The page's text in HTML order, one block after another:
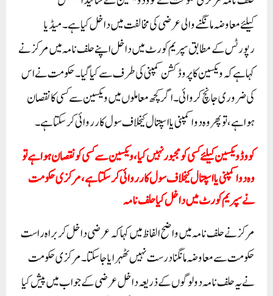
کیلئےمعاوضہ مانگنے والی عرضی کی مخالفت میں داخل کیا ہے۔میڈیا
رپورٹس کے مطابق سپریم کورٹ میں داخل اپنے حلف نامہ میں مرکز نے
کہا ہے کہ ویکسین کا پروڈکشن کمپنی کی طرف سے کیا گیا۔ حکومت نے اس
کی ضروری جانچ کروائی۔ اگر کچھ معاملوں میں ویکسین سے کسی کا نقصان
ہوا ہے، تو پھر وہ دوا کمپنی یا اسپتال کیخلاف سول کارروائی کر سکتا ہے۔
کووڈ ویکسین کیلئےکسی کو مجبور نہیں کیا، ویکسین سے کسی کو نقصان ہوا ہے تو
وہ دوا کمپنی یا اسپتال کیخلاف سول کارروائی کرسکتا ہے، مرکزی حکومت
نے سپریم کورٹ میں داخل کیا حلف نامہ
مرکز نے حلف نامہ میں واضح الفاظ میں کہا کہ عرضی داخل کر براہ راست
حکومت سے معاوضہ مانگنا درست نہیں ٹھہرایا جا سکتا۔مرکزی حکومت
نے یہ حلف نامہ دو لوگوں کے ذریعہ داخل عرضی کے جواب میں پیش کیا